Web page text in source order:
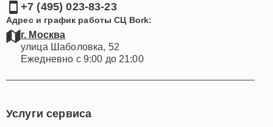
+7 (495) 023-83-23
Адрес и график работы СЦ Bork:
г. Москва
улица Шаболовка, 52
Ежедневно с 9:00 до 21:00
Услуги сервиса